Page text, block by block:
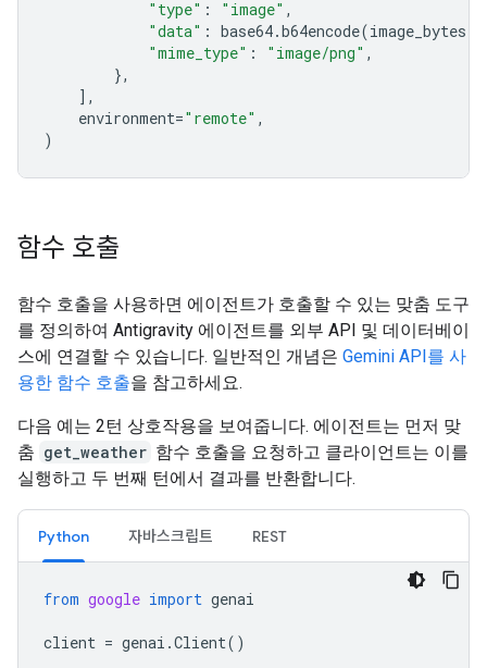
"type" : "image" ,
"data" : base64.b64encode(image_bytes
"mime_type" : "image/png" ,
},
],
environment="remote" ,
)
함수 호출
함수 호출을 사용하면 에이전트가 호출할 수 있는 맞춤 도구
를 정의하여 Antigravity 에이전트를 외부 API 및 데이터베이
스에 연결할 수 있습니다. 일반적인 개념은 Gemini API를 사
용한 함수 호출을 참고하세요.
다음 예는 2턴 상호작용을 보여줍니다. 에이전트는 먼저 맞
춤 get_weather 함수 호출을 요청하고 클라이언트는 이를
실행하고 두 번째 턴에서 결과를 반환합니다.
Python 자바스크립트 REST
from google import genai
client = genai .Client()